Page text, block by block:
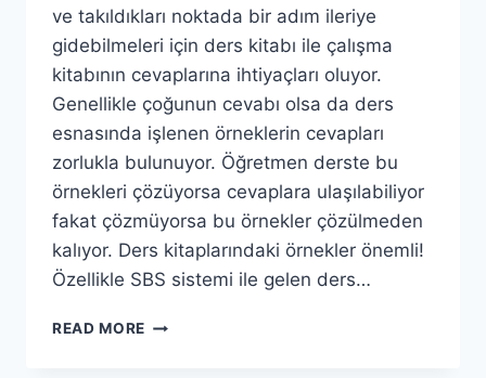
ve takıldıkları noktada bir adım ileriye
gidebilmeleri için ders kitabı ile çalışma
kitabının cevaplarına ihtiyaçları oluyor.
Genellikle çoğunun cevabı olsa da ders
esnasında işlenen örneklerin cevapları
zorlukla bulunuyor. Öğretmen derste bu
örnekleri çözüyorsa cevaplara ulaşılabiliyor
fakat çözmüyorsa bu örnekler çözülmeden
kalıyor. Ders kitaplarındaki örnekler önemli!
Özellikle SBS sistemi ile gelen ders…
READ MORE DERS